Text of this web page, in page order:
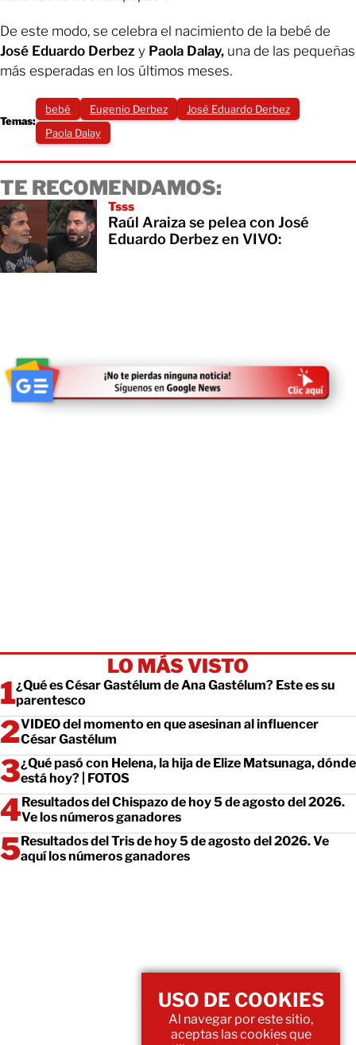
De este modo, se celebra el nacimiento de la bebé de
José Eduardo Derbez y Paola Dalay, una de las pequeñas
más esperadas en los últimos meses.
Temas:
bebé Eugenio Derbez
José Eduardo Derbez
Paola Dalay
TE RECOMENDAMOS:
Tsss
Raúl Araiza se pelea con José
Eduardo Derbez en VIVO:
LO MÁS VISTO
¿Qué es César Gastélum de Ana Gastélum? Este es su
parentesco
VIDEO del momento en que asesinan al influencer
César Gastélum
¿Qué pasó con Helena, la hija de Elize Matsunaga, dónde
está hoy? | FOTOS
Resultados del Chispazo de hoy 5 de agosto del 2026.
Ve los números ganadores
Resultados del Tris de hoy 5 de agosto del 2026. Ve
aquí los números ganadores
USO DE COOKIES
Al navegar por este sitio,
aceptas las cookies que